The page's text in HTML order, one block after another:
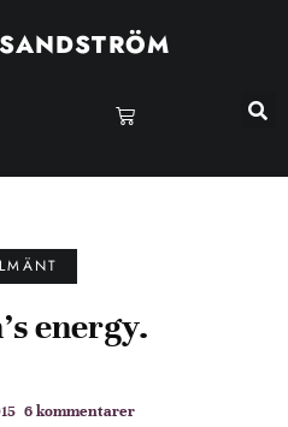
energy.
6 kommentarer